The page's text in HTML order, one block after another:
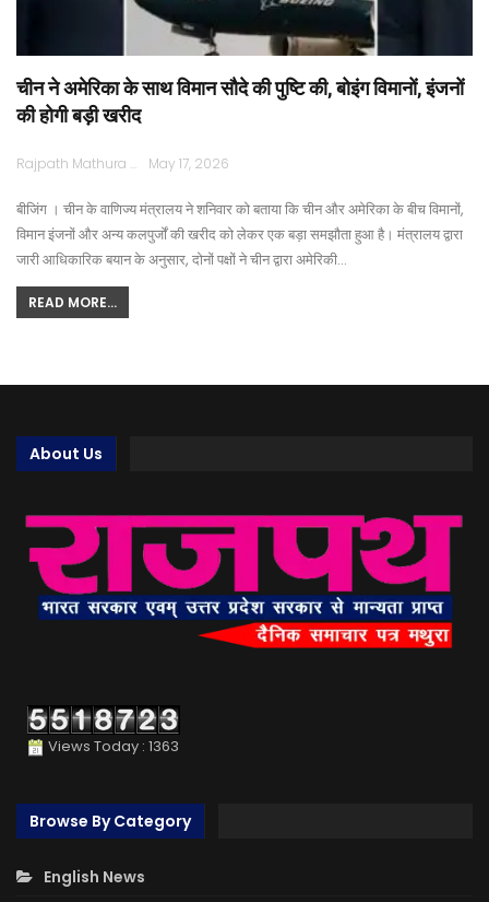
चीन ने अमेरिका के साथ विमान सौदे की पुष्टि की, बोइंग विमानों, इंजनों
की होगी बड़ी खरीद
Rajpath Mathura May 17, 2026
बीजिंग । चीन के वाणिज्य मंत्रालय ने शनिवार को बताया कि चीन और अमेरिका के बीच विमानों,
विमान इंजनों और अन्य कलपुर्जों की खरीद को लेकर एक बड़ा समझौता हुआ है। मंत्रालय द्वारा
जारी आधिकारिक बयान के अनुसार, दोनों पक्षों ने चीन द्वारा अमेरिकी…
READ MORE...
About Us
Views Today : 1363
Browse By Category
English News